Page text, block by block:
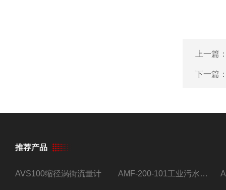
上一篇
下一篇
推荐产品
AVS100缩径涡街流量计 AMF-200-101工业污水流量计